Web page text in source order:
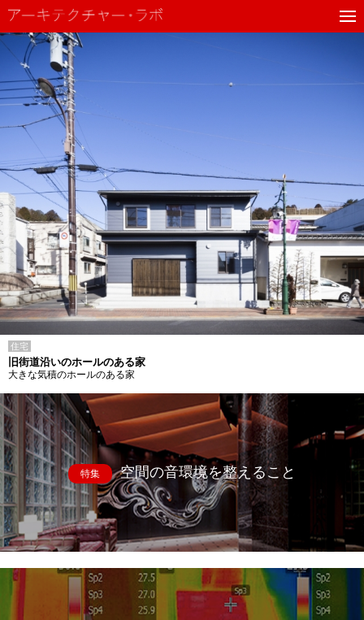
住宅
旧街道沿いのホールのある家
大きな気積のホールのある家
特集 空間の音環境を整えること